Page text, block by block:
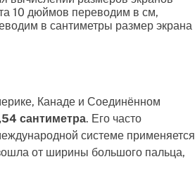
10 дюймов переводим в см,
в сантиметры размер экрана
Канаде и Соединённом
сантиметра. Его часто
системе применяется
от ширины большого пальца,